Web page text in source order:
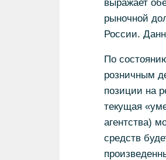
выражает
рыночной
России.
По
розничным
позиции на
текущая
агентства)
средств